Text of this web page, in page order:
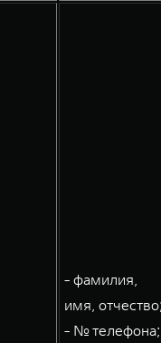
- фамилия,
имя,
- № телефона;